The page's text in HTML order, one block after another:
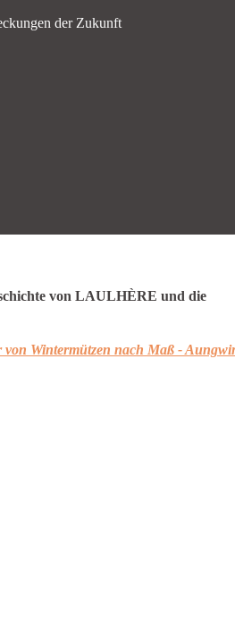
der Zukunft
von LAULHÈRE und die
von Wintermützen nach Maß -